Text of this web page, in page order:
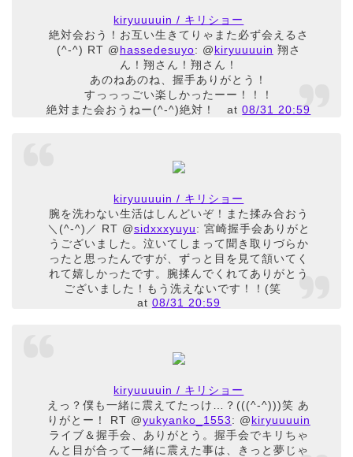
kiryuuuuin / キリショー
絶対会おう！お互い生きてりゃまた必ず会えるさ
(^-^) RT @hassedesuyo: @kiryuuuuin 翔さ
ん！翔さん！翔さん！
あのねあのね、握手ありがとう！
すっっっごい楽しかったーー！！！
絶対また会おうねー(^-^)絶対！
at08/31 20:59
kiryuuuuin / キリショー
腕を洗わない生活はしんどいぞ！また揉み合おう
＼(^-^)／ RT @sidxxxyuyu: 宮崎握手会ありがと
うございました。泣いてしまって聞き取りづらか
ったと思ったんですが、ずっと目を見て頷いてく
れて嬉しかったです。腕揉んでくれてありがとう
ございました！もう洗えないです！！(笑
at 08/31 20:59
kiryuuuuin / キリショー
えっ？僕も一緒に震えてたっけ…？(((^-^)))笑 あ
りがとー！ RT @yukyanko_1553: @kiryuuuuin
ライブ＆握手会、ありがとう。握手会でキリちゃ
んと目が合って一緒に震えた事は、きっと夢じゃ